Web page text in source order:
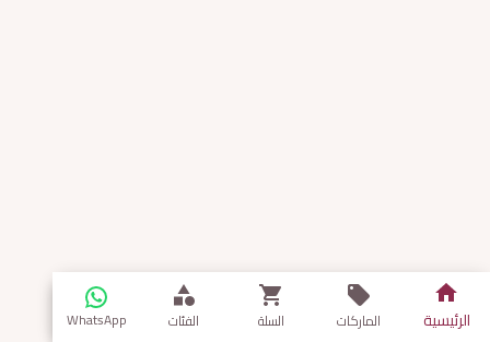
الرئيسية الماركات السلة الفئات WhatsApp